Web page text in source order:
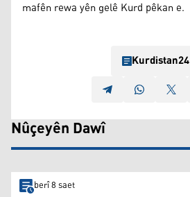
mafên rewa yên gelê Kurd pêkan e.
Kurdistan24
Nûçeyên Dawî
berî 8 saet